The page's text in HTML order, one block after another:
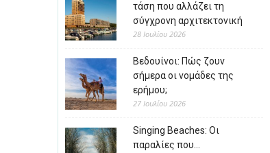
τάση που αλλάζει τη
σύγχρονη αρχιτεκτονική
28 Ιουλίου 2026
Βεδουίνοι: Πώς ζουν
σήμερα οι νομάδες της
ερήμου;
27 Ιουλίου 2026
Singing Beaches: Οι
παραλίες που…